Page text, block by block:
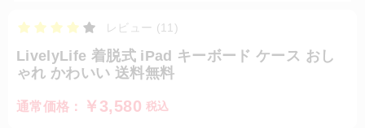
レビュー (11)
LivelyLife 着脱式 iPad キーボード ケース おし
ゃれ かわいい 送料無料
通常価格： ￥3,580 税込